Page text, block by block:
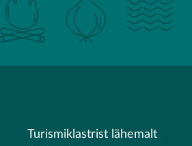
Turismiklastrist lähemalt